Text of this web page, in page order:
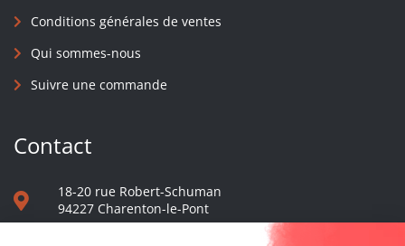
Conditions générales de ventes
Qui sommes-nous
Suivre une commande
Contact
18-20 rue Robert-Schuman
94227 Charenton-le-Pont